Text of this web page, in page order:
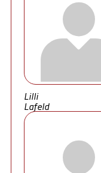
Lilli
Lafeld